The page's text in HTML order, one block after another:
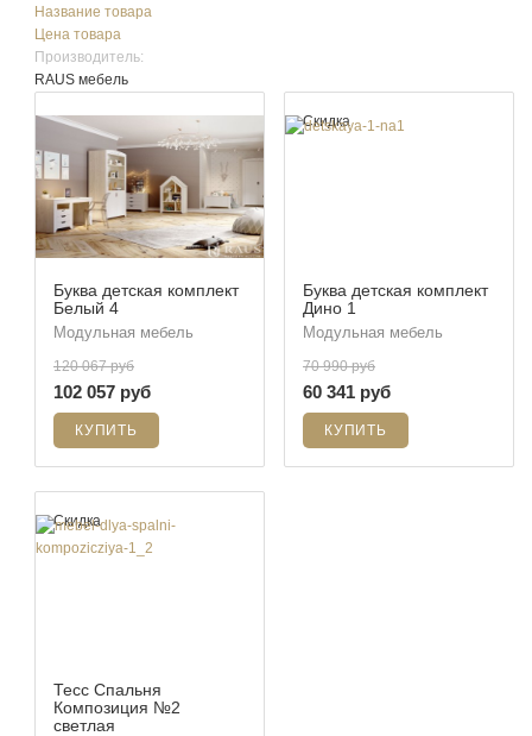
Название товара
Цена товара
Производитель:
RAUS мебель
Скидка
Буква детская комплект
Белый 4
Модульная мебель
120 067 руб
102 057 руб
Скидка
Буква детская комплект
Дино 1
Модульная мебель
70 990 руб
60 341 руб
Скидка
Тесс Спальня
Композиция №2
светлая